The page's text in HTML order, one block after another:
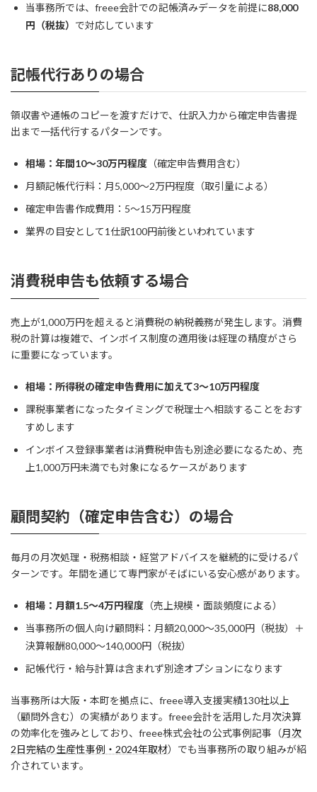
当事務所では、freee会計での記帳済みデータを前提に88,000
円（税抜） で対応しています
記帳代行ありの場合
領収書や通帳のコピーを渡すだけで、仕訳入力から確定申告書提
出まで一括代行するパターンです。
相場：年間10〜30万円程度 （確定申告費用含む）
月額記帳代行料：月5,000〜2万円程度（取引量による）
確定申告書作成費用：5〜15万円程度
業界の目安として1仕訳100円前後といわれています
消費税申告も依頼する場合
売上が1,000万円を超えると消費税の納税義務が発生します。消費
税の計算は複雑で、インボイス制度の適用後は経理の精度がさら
に重要になっています。
相場：所得税の確定申告費用に加えて3〜10万円程度
課税事業者になったタイミングで税理士へ相談することをおす
すめします
インボイス登録事業者は消費税申告も別途必要になるため、売
上1,000万円未満でも対象になるケースがあります
顧問契約（確定申告含む）の場合
毎月の月次処理・税務相談・経営アドバイスを継続的に受けるパ
ターンです。年間を通じて専門家がそばにいる安心感があります。
相場：月額1.5〜4万円程度 （売上規模・面談頻度による）
当事務所の個人向け顧問料：月額20,000〜35,000円（税抜）＋
決算報酬80,000〜140,000円（税抜）
記帳代行・給与計算は含まれず別途オプションになります
当事務所は大阪・本町を拠点に、freee導入支援実績130社以上
（顧問外含む）の実績があります。freee会計を活用した月次決算
の効率化を強みとしており、freee株式会社の公式事例記事（月次
2日完結の生産性事例・2024年取材）でも当事務所の取り組みが紹
介されています。